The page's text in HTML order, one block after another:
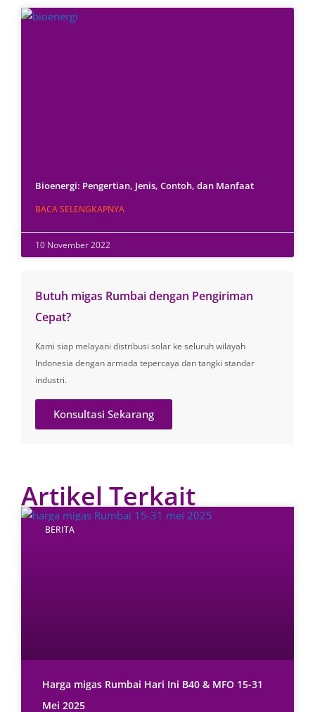
Bioenergi: Pengertian, Jenis, Contoh, dan Manfaat
BACA SELENGKAPNYA
10 November 2022
Butuh migas Rumbai dengan Pengiriman
Cepat?
Kami siap melayani distribusi solar ke seluruh wilayah
Indonesia dengan armada tepercaya dan tangki standar
industri.
Konsultasi Sekarang
Artikel Terkait
BERITA
Harga migas Rumbai Hari Ini B40 & MFO 15-31
Mei 2025